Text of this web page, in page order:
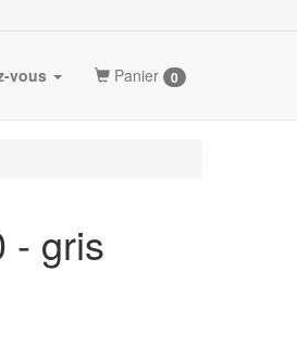
vous Panier 0
- gris